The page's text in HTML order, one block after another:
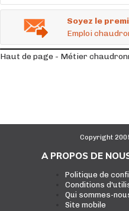
Soyez le
Emploi
Haut de page - Métier
Copyright
A PROPOS DE
Politique de
Conditions
Qui sommes-
Site mobile